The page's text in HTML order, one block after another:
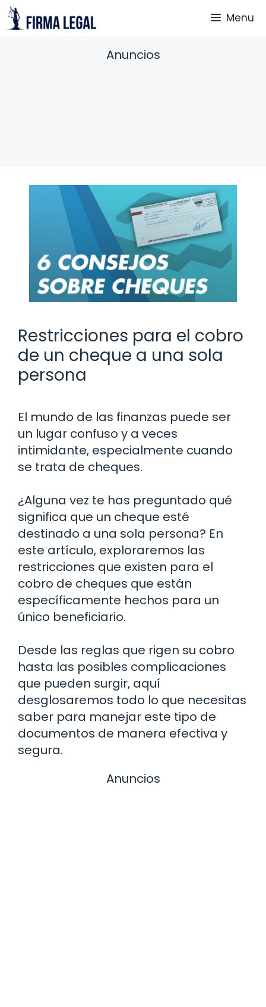
Saltar
al
Menu
Anuncios
Restricciones para el cobro
de un cheque a una sola
persona
El mundo de las finanzas puede ser
un lugar confuso y a veces
intimidante, especialmente cuando
se trata de cheques.
¿Alguna vez te has preguntado qué
significa que un cheque esté
destinado a una sola persona? En
este artículo, exploraremos las
restricciones que existen para el
cobro de cheques que están
específicamente hechos para un
único beneficiario.
Desde las reglas que rigen su cobro
hasta las posibles complicaciones
que pueden surgir, aquí
desglosaremos todo lo que necesitas
saber para manejar este tipo de
documentos de manera efectiva y
segura.
Anuncios